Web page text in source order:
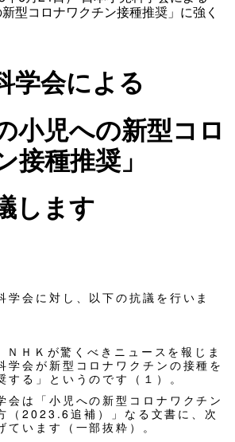
新型コロナワクチン接種推奨」に強く
学会による
小児への新型コロ
接種推奨」
します
学会に対し、以下の抗議を行いま
ＨＫが驚くべきニュースを報じま
学会が新型コロナワクチンの接種を
する」というのです（１）。
会は「小児への新型コロナワクチン
（2023.6追補）」なる文書に、次
ています（一部抜粋）。